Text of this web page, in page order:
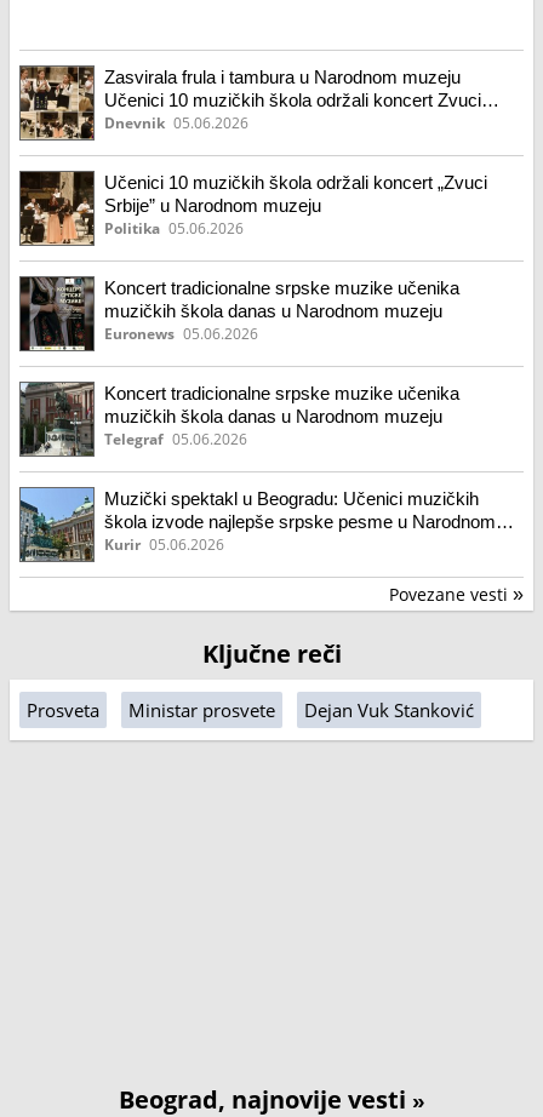
Zasvirala frula i tambura u Narodnom muzeju
Učenici 10 muzičkih škola održali koncert Zvuci
Srbije Talentovana deca donela novi život srpskom
Dnevnik 05.06.2026
Učenici 10 muzičkih škola održali koncert „Zvuci
Srbije” u Narodnom muzeju
Politika 05.06.2026
Koncert tradicionalne srpske muzike učenika
muzičkih škola danas u Narodnom muzeju
Euronews 05.06.2026
Koncert tradicionalne srpske muzike učenika
muzičkih škola danas u Narodnom muzeju
Telegraf 05.06.2026
Muzički spektakl u Beogradu: Učenici muzičkih
škola izvode najlepše srpske pesme u Narodnom
muzeju
Kurir 05.06.2026
Povezane vesti »
Ključne reči
Prosveta Ministar prosvete Dejan Vuk Stanković
Beograd, najnovije vesti »